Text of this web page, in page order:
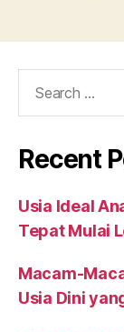
Recent
Usia Ideal
Tepat Mulai
Macam-
Usia Dini